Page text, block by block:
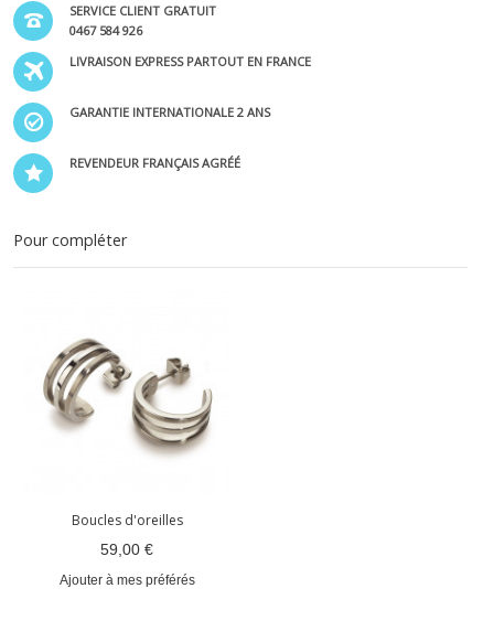
SERVICE CLIENT GRATUIT
0467 584 926
LIVRAISON EXPRESS PARTOUT EN FRANCE
GARANTIE INTERNATIONALE 2 ANS
REVENDEUR FRANÇAIS AGRÉÉ
Pour compléter
Boucles d'oreilles
59,00 €
Ajouter à mes préférés